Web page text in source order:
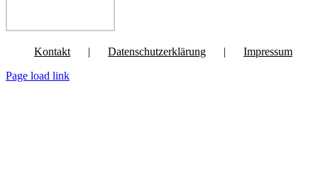
Kontakt Datenschutzerklärung
Impressum
Page load link